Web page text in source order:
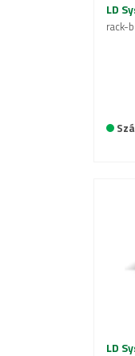
LD
rack-
LD